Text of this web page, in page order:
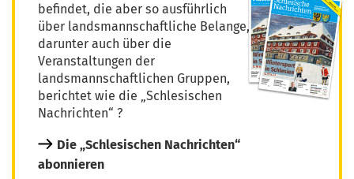
befindet, die aber so ausführlich
über landsmannschaftliche Belange,
darunter auch über die
Veranstaltungen der
landsmannschaftlichen Gruppen,
berichtet wie die „Schlesischen
Nachrichten“ ?
Die „Schlesischen Nachrichten“
abonnieren